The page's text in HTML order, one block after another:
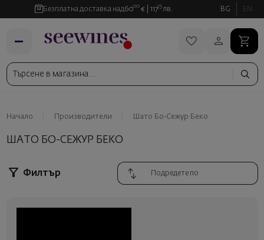
Безплатна доставка над6000 € 11735 лв. BG EN
Начало Производители Шато Бо-Сежур Беко
ШАТО БО-СЕЖУР БЕКО
Филтър